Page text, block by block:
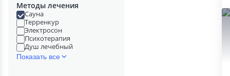
Методы лечения
Сауна
Терренкур
Электросон
Психотерапия
Душ лечебный
Показать все